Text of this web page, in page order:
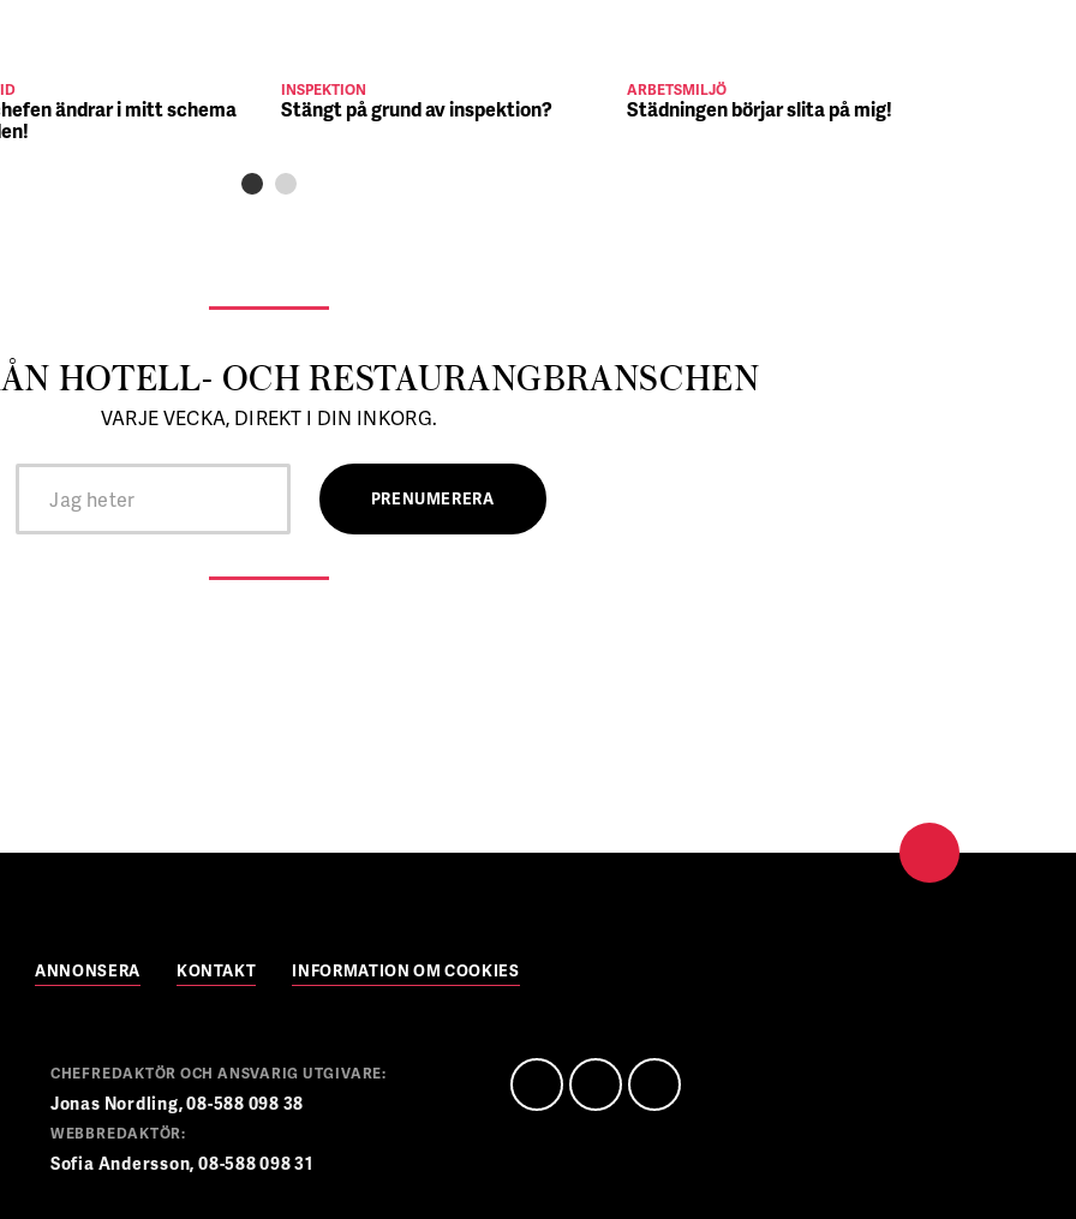
ändrar i mitt schema
INSPEKTION
Stängt på grund av inspektion?
ARBETSMILJÖ
Städningen börjar slita på mig!
HOTELL- OCH RESTAURANGBRANSCHEN
VARJE VECKA, DIREKT I DIN INKORG.
ANNONSERA KONTAKT INFORMATION OM COOKIES
CHEFREDAKTÖR OCH ANSVARIG UTGIVARE:
Jonas Nordling, 08-588 098 38
WEBBREDAKTÖR:
Sofia Andersson, 08-588 098 31